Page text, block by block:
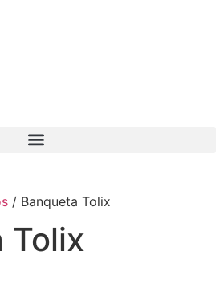
/ Banqueta Tolix
Tolix